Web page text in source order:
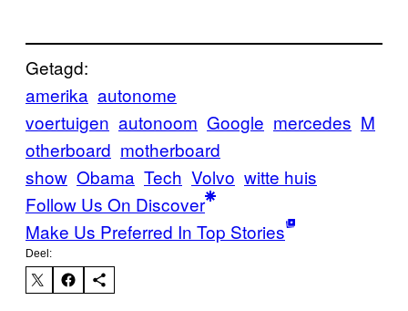
Getagd:
amerika autonome
voertuigen autonoom Google mercedes M
otherboard motherboard
show Obama Tech Volvo witte huis
Follow Us On Discover
Make Us Preferred In Top Stories
Deel: